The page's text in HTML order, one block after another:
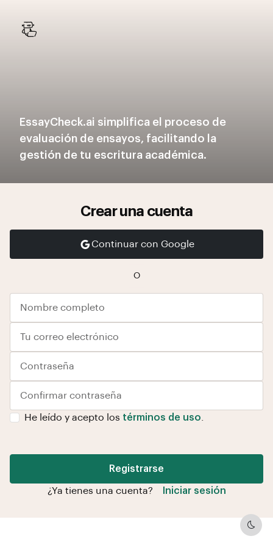
EssayCheck.ai simplifica el proceso de
evaluación de ensayos, facilitando la
gestión de tu escritura académica.
Crear una cuenta
Continuar con Google
O
He leído y acepto los términos de uso
Registrarse
¿Ya tienes una cuenta? Iniciar sesión
Dark